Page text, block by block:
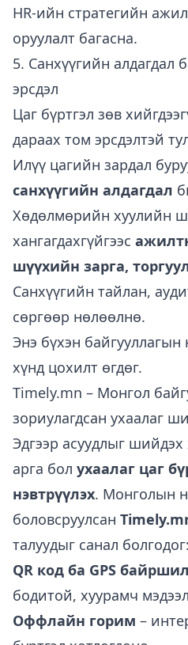
HR-ийн стратегийн
оруулалт багасна.
5. Санхүүгийн алдагдал
эрсдэл
Цаг бүртгэл зөв
дараах том эрсдэлтэй
Илүү цагийн зардал
санхүүгийн алдагдал
Хөдөлмөрийн хуулийн
хангагдахгүйгээс
шүүхийн зарга,
Санхүүгийн тайлан,
сөргөөр нөлөөлнө.
Энэ бүхэн байгууллагын
хүнд цохилт өгдөг.
Timely.mn – Монгол
зориулагдсан ухаалаг
Эдгээр асуудлыг
арга бол ухаалаг цаг
нэвтрүүлэх. Монголын
боловсруулсан
талуудыг санал болгодог:
QR код ба GPS
бодитой, хуурамч
Оффлайн горим –